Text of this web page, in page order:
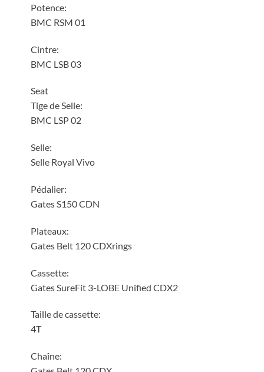
Potence:
BMC RSM 01
Cintre:
BMC LSB 03
Seat
Tige de Selle:
BMC LSP 02
Selle:
Selle Royal Vivo
Pédalier:
Gates S150 CDN
Plateaux:
Gates Belt 120 CDXrings
Cassette:
Gates SureFit 3-LOBE Unified CDX2
Taille de cassette:
4T
Chaîne: